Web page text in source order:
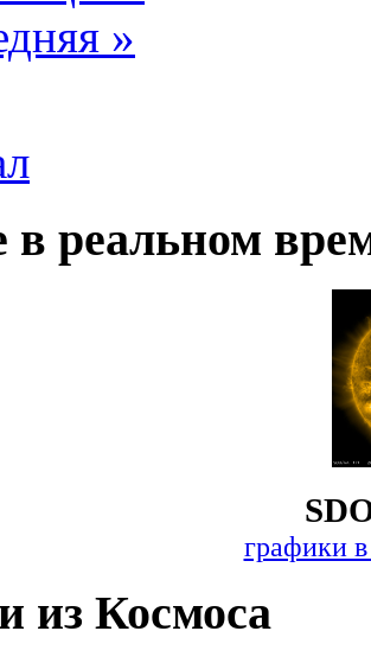
»
в реальном
графики
из Космоса